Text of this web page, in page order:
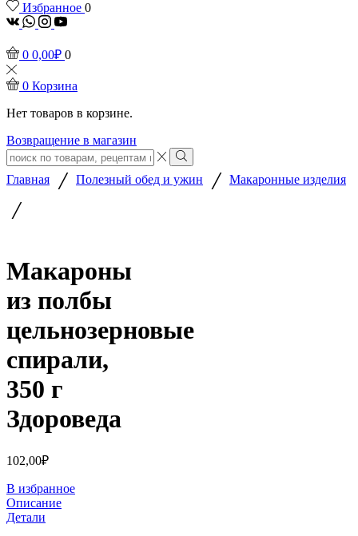
Избранное 0
vk Whatsapp
Instagram
Youtube
0 0,00₽ 0
0 Корзина
Нет товаров в корзине.
Возвращение в магазин
Search
input
Search
Главная / Полезный обед и ужин / Макаронные изделия
/
Макароны
из полбы
цельнозерновые
спирали,
350 г
Здороведа
102,00₽
В избранное
Описание
Детали